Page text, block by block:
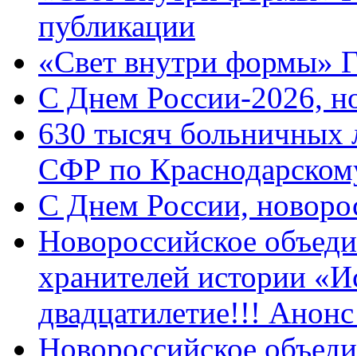
публикации
«Свет внутри формы»
C Днем России-2026,
630 тысяч больничных
СФР по
C Днем России,
Новороссийское
хранителей истории
двадцатилетие!!!
Новороссийское